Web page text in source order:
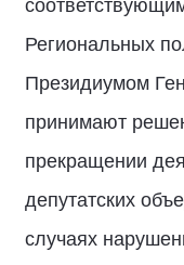
Региональных
Президиумом
принимают
прекращении
депутатских
случаях